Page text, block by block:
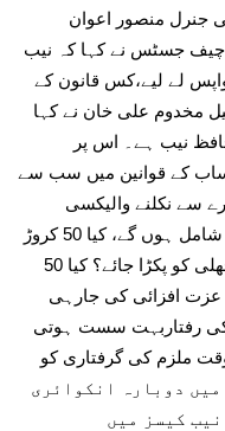
جنرل منصور اعوان
جسٹس نے کہا کہ نیب
لے لیے،کس قانون کے
مخدوم علی خان نے کہا
نیب ہے۔ اس پر
کے قوانین میں سب سے
سے نکلنے والیکسی
اورقانون کے تحت احتساب کے عمل میں شامل ہوں گے، کیا 50 کروڑ
کی حد اس لیے مقررکی گئی کہ بڑی مچھلی کو پکڑا جائے؟ کیا 50
افزائی کی جارہی
رفتاربہت سست ہوتی
کے وقت ملزم کی گرفتاری کو
نیب قانون میں دوبارہ انکوائری
کیسز میں